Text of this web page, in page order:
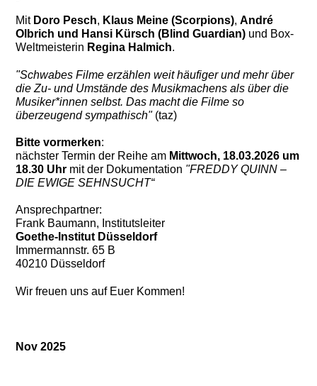
Mit Doro Pesch, Klaus Meine (Scorpions),André
Olbrich und Hansi Kürsch (Blind Guardian) und Box-
Weltmeisterin Regina Halmich.
"Schwabes Filme erzählen weit häufiger und mehr über
dieZu- und Umstände des Musikmachens als über die
Musiker*innen selbst.Das macht die Filme so
überzeugend sympathisch"(taz)
Bitte vormerken:
nächster Termin der Reihe am Mittwoch, 18.03.2026 um
18.30 Uhr mit der Dokumentation "FREDDY QUINN –
DIE EWIGE SEHNSUCHT“
Ansprechpartner:
Frank Baumann, Institutsleiter
Goethe-Institut Düsseldorf
Immermannstr. 65 B
40210 Düsseldorf
Wir freuen uns auf Euer Kommen!
Nov 2025